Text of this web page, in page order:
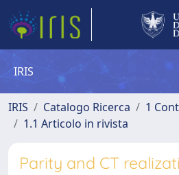
IRIS
IRIS Catalogo Ricerca
1
1.1 Articolo in rivista
Parity and CT